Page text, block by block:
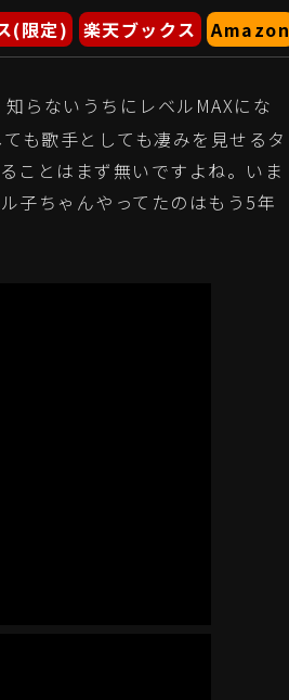
(限定) 楽天ブックス Amazon
らないうちにレベルMAXにな
も歌手としても凄みを見せるタ
ことはまず無いですよね。いま
子ちゃんやってたのはもう5年